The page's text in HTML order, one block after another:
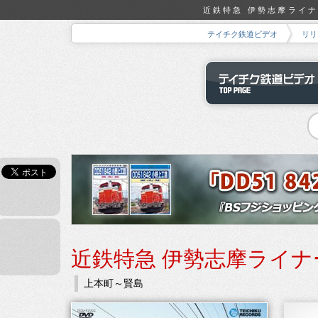
近鉄特急 伊勢志摩ライ
テイチク鉄道ビデオ リ
近鉄特急 伊勢志摩ライナ
上本町～賢島